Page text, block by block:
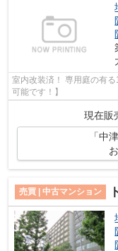
室内改装済！ 専用庭の有
可能です！】
現在販
「中
売買 | 中古マンション